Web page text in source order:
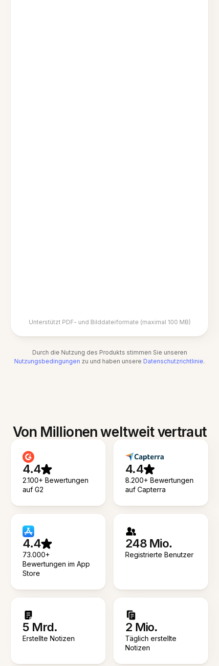
Unterstützt PDF- und Bilddateiformate (maximal 100 MB)
Durch die Nutzung des Produkts stimmen Sie unseren
Nutzungsbedingungen zu und haben unsere Datenschutzrichtlinie.
Von Millionen weltweit vertraut
4.4
2.100+ Bewertungen
auf G2
4.4
8.200+ Bewertungen
auf Capterra
4.4
73.000+
Bewertungen im App
Store
248 Mio.
Registrierte Benutzer
5 Mrd.
Erstellte Notizen
2 Mio.
Täglich erstellte
Notizen